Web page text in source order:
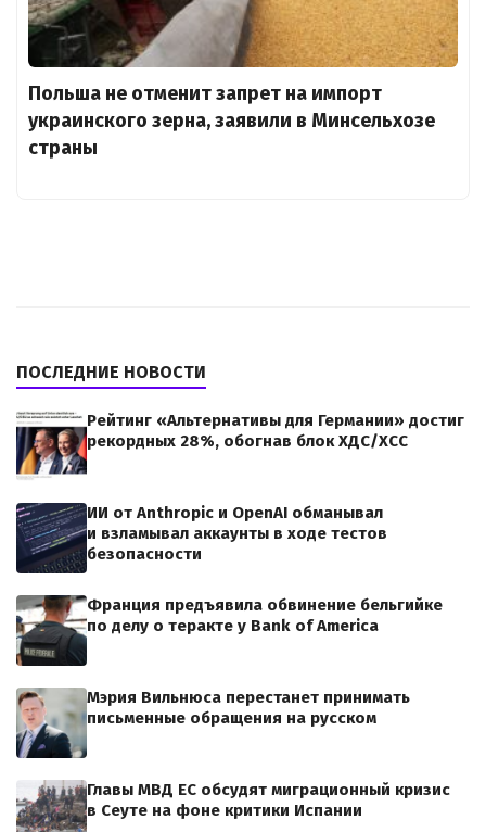
Польша не отменит запрет на импорт
украинского зерна, заявили в Минсельхозе
страны
ПОСЛЕДНИЕ НОВОСТИ
Рейтинг «Альтернативы для Германии» достиг
рекордных 28%, обогнав блок ХДС/ХСС
ИИ от Anthropic и OpenAI обманывал
и взламывал аккаунты в ходе тестов
безопасности
Франция предъявила обвинение бельгийке
по делу о теракте у Bank of America
Мэрия Вильнюса перестанет принимать
письменные обращения на русском
Главы МВД ЕС обсудят миграционный кризис
в Сеуте на фоне критики Испании